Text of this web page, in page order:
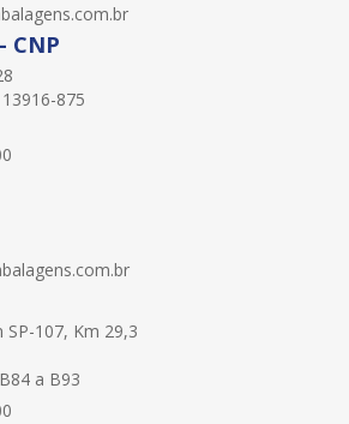
CNP
13916-875
SP-107, Km 29,3
a B93